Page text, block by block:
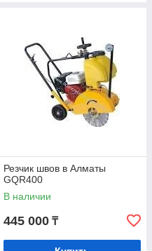
Резчик швов в Алматы
GQR400
В наличии
445 000 ₸